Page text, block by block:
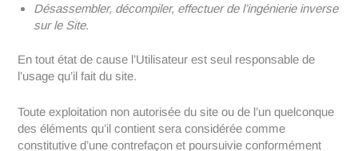
Désassembler, décompiler, effectuer de l’ingénierie inverse
sur le Site.
En tout état de cause l’Utilisateur est seul responsable de
l’usage qu’il fait du site.
Toute exploitation non autorisée du site ou de l’un quelconque
des éléments qu’il contient sera considérée comme
constitutive d’une contrefaçon et poursuivie conformément